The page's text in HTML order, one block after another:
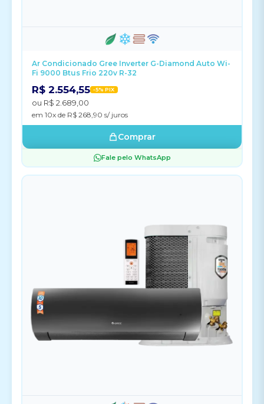
Ar Condicionado Gree Inverter G-Diamond Auto Wi-
Fi 9000 Btus Frio 220v R-32
R$ 2.554,55 -5% PIX
ou R$ 2.689,00
em 10x de R$ 268,90 s/ juros
Comprar
Fale pelo WhatsApp